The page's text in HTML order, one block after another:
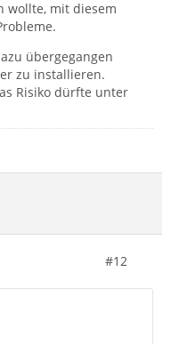
wollte, mit diesem
übergegangen
zu installieren.
Risiko dürfte unter
#12